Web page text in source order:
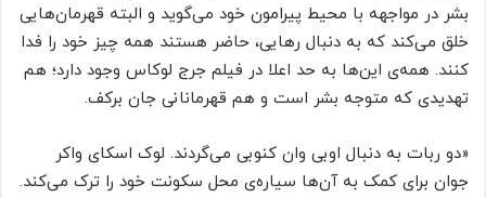
بشر در مواجهه با محیط پیرامون خود می‌گوید و البته قهرمان‌هایی
خلق می‌کند که به دنبال رهایی، حاضر هستند همه چیز خود را فدا
کنند. همه‌ی این‌ها به حد اعلا در فیلم جرج لوکاس وجود دارد؛ هم
تهدیدی که متوجه بشر است و هم قهرمانانی جان برکف.
«دو ربات به دنبال اوبی وان کنوبی می‌گردند. لوک اسکای واکر
جوان برای کمک به آن‌ها سیاره‌ی محل سکونت خود را ترک می‌کند.